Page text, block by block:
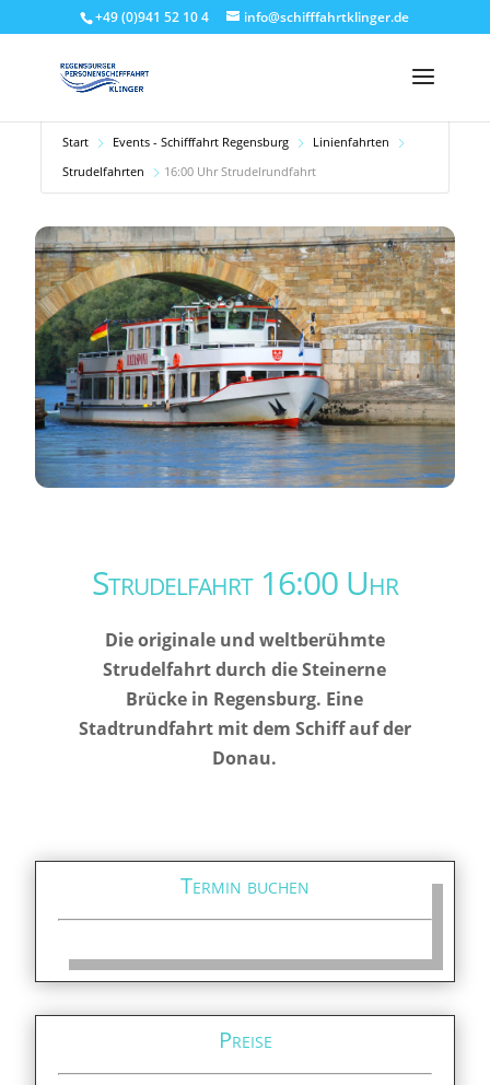
+49 (0)941 52 10 4 info@schifffahrtklinger.de
Start Events - Schifffahrt Regensburg
Linienfahrten
Strudelfahrten
16:00 Uhr Strudelrundfahrt
Strudelfahrt 16:00 Uhr
Die originale und weltberühmte
Strudelfahrt durch die Steinerne
Brücke in Regensburg. Eine
Stadtrundfahrt mit dem Schiff auf der
Donau.
Termin buchen
Preise